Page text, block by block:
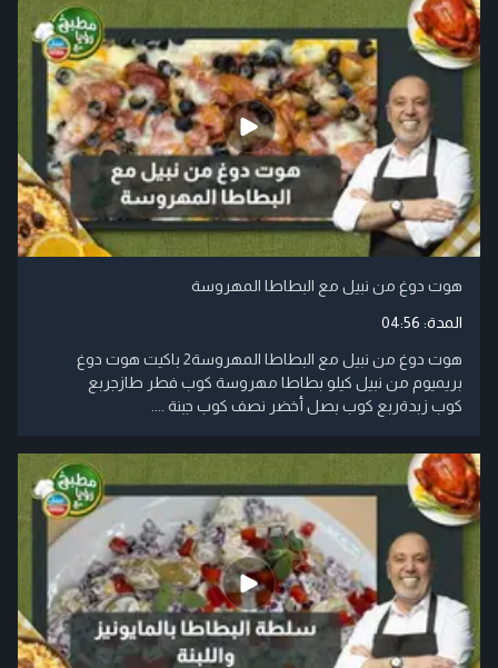
هوت دوغ من نبيل مع البطاطا المهروسة
المدة: 04:56
هوت دوغ من نبيل مع البطاطا المهروسة2 باكيت هوت دوغ
بريميوم من نبيل كيلو بطاطا مهروسة كوب فطر طازجربع
كوب زبدةربع كوب بصل أخضر نصف كوب جبنة ....